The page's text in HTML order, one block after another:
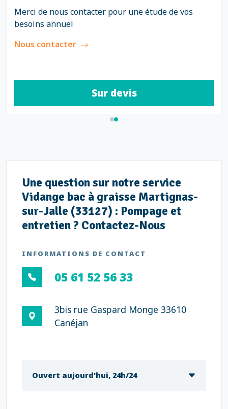
Merci de nous contacter pour une étude de vos
besoins annuel
Nous contacter
Sur devis
Une question sur notre service
Vidange bac à graisse Martignas-
sur-Jalle (33127) : Pompage et
entretien ? Contactez-Nous
INFORMATIONS DE CONTACT
05 61 52 56 33
3bis rue Gaspard Monge 33610
Canéjan
Ouvert aujourd'hui, 24h/24